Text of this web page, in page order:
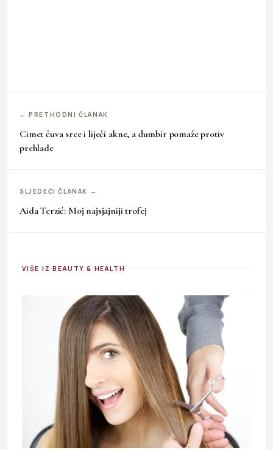
← PRETHODNI ČLANAK
Cimet čuva srce i liječi akne, a đumbir pomaže protiv
prehlade
SLJEDEĆI ČLANAK →
Aida Terzić: Moj najsjajniji trofej
VIŠE IZ BEAUTY & HEALTH